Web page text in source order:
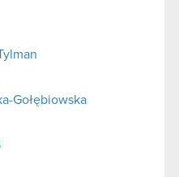
Gołębiowska